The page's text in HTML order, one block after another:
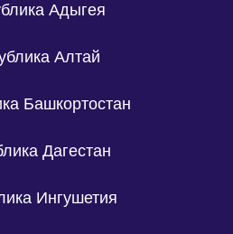
Адыгея
Алтай
Башкортостан
Дагестан
Ингушетия